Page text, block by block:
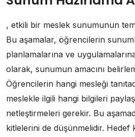
, etkili bir meslek sunumunun
Bu aşamalar, öğrencilerin
planlamalarına ve
olarak, sunumun amacını
Öğrencilerin hangi mesleği
meslekle ilgili hangi bilgileri
netleştirmeleri gerekir. Bu
kitlelerini de düşünmelidir. Hedef